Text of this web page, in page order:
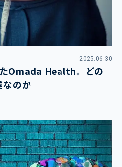
2025.06.30
Omada Health。どの
なのか